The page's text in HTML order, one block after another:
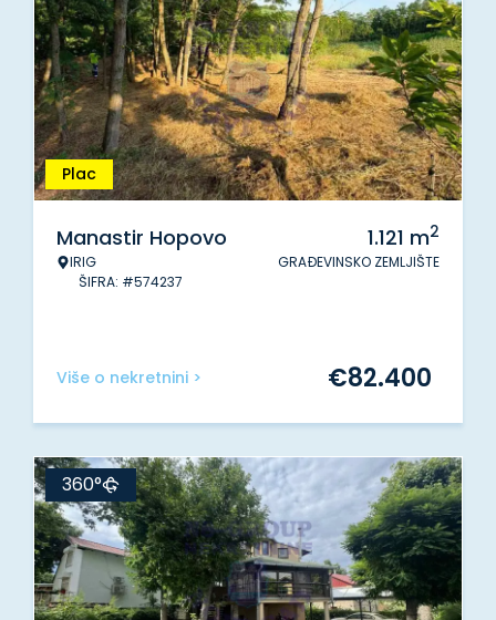
Plac
Manastir Hopovo
IRIG
ŠIFRA: #574237
1.121 m2
GRAĐEVINSKO ZEMLJIŠTE
Više o nekretnini > €82.400
360°